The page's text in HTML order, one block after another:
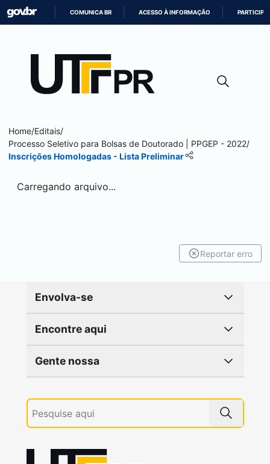
CONTEÚDO
COMUNICA BR ACESSO À INFORMAÇÃO PARTICIPE
Home/Editais/
Processo Seletivo para Bolsas de Doutorado | PPGEP - 2022/
Inscrições Homologadas - Lista Preliminar
Carregando arquivo...
Reportar erro
Envolva-se
Encontre aqui
Gente nossa